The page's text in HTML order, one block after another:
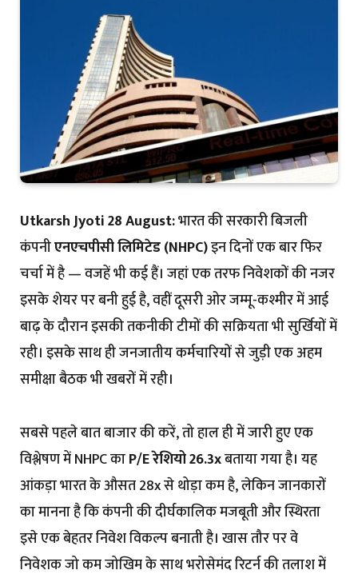
Utkarsh Jyoti 28 August:भारत की सरकारी बिजली
कंपनीएनएचपीसी लिमिटेड (NHPC)इन दिनों एक बार फिर
चर्चा में है — वजहें भी कई हैं। जहां एक तरफ निवेशकों की नजर
इसके शेयर पर बनी हुई है, वहीं दूसरी ओर जम्मू-कश्मीर में आई
बाढ़ के दौरान इसकी तकनीकी टीमों की सक्रियता भी सुर्खियों में
रही। इसके साथ ही जनजातीय कर्मचारियों से जुड़ी एक अहम
समीक्षा बैठक भी खबरों में रही।
सबसे पहले बात बाजार की करें, तो हाल ही में जारी हुए एक
विश्लेषण में NHPC काP/E रेशियो 26.3xबताया गया है। यह
आंकड़ा भारत के औसत 28x से थोड़ा कम है, लेकिन जानकारों
का मानना है कि कंपनी की दीर्घकालिक मजबूती और स्थिरता
इसे एक बेहतर निवेश विकल्प बनाती है। खास तौर पर वे
निवेशक जो कम जोखिम के साथ भरोसेमंद रिटर्न की तलाश में